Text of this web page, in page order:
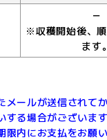
－
※収穫開始後、
ます。
メールが送信されて
る場合がございます
内にお支払をお願い